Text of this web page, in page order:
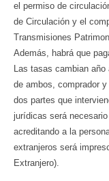
el permiso de
de Circulación y el
Transmisiones
Además, habrá que
Las tasas cambian
de ambos, comprador
dos partes que
jurídicas será
acreditando a la
extranjeros será
Extranjero).